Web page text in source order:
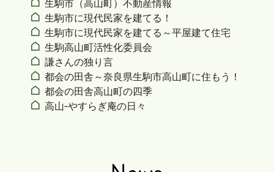
生駒市（高山町）不動産情報
生駒市に現代民家を建てる！
生駒市に現代民家を建てる～平屋建て住宅
生駒高山町活性化委員会
謙さんの独り言
都会の田舎～奈良県生駒市高山町に住もう！
都会の田舎高山町の四季
高山‐やすらぎ庵の日々